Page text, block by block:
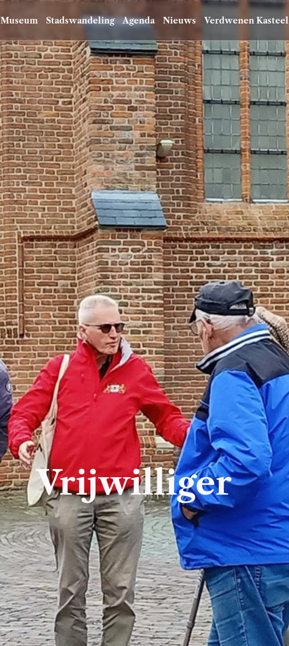
Museum Stadswandeling Agenda Nieuws Verdwenen Kasteel
Vrijwilliger